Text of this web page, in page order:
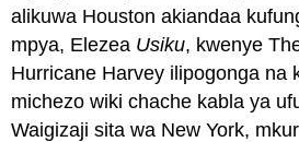
alikuwa Houston akiandaa
mpya, Elezea Usiku, kwenye
Hurricane Harvey ilipogonga na
michezo wiki chache kabla ya
Waigizaji sita wa New York,